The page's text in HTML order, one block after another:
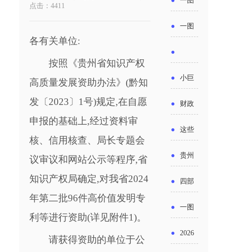
点击：4411
各有关单位:
按照 《贵州省知识产权
高质量发展资助办法》(黔知
发〔2023〕1号)规定,在自愿
申报的基础上,经过资料审
核、信用核查、局长专题会
议审议和网站公示等程序,省
知识产权局确定,对我省2024
年第二批96件高价值发明专
利等进行资助(详见附件1)。
请获得资助的单位于公
元！贵
州开展
2026年
轮汽车
销活动
省科技
成果转
化中试
报工作
● 一图
出台酒
类新规
酒企出
点关注
●
小企业
发展环
境评估
发布
解）
● 小巨
了？工
信部准
备怎么
● 财政
继续实
施专精
特新中
财政奖
● 这些
贷款，
最高可
获1.5%
● 贵州
举措激
发各类
● 四部
求做好
● 一图
● 2026